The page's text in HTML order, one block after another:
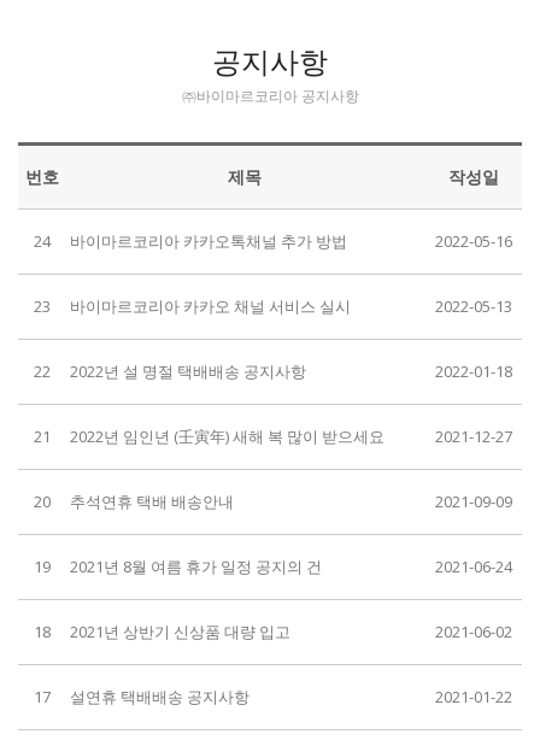
공지사항
㈜바이마르코리아 공지사항
번호 제목 작성일
24 바이마르코리아 카카오톡채널 추가 방법 2022-05-16
23 바이마르코리아 카카오 채널 서비스 실시 2022-05-13
22 2022년 설 명절 택배배송 공지사항 2022-01-18
21 2022년 임인년 (壬寅年) 새해 복 많이 받으세요 2021-12-27
20 추석연휴 택배 배송안내 2021-09-09
19 2021년 8월 여름 휴가 일정 공지의 건 2021-06-24
18 2021년 상반기 신상품 대량 입고 2021-06-02
17 설연휴 택배배송 공지사항 2021-01-22